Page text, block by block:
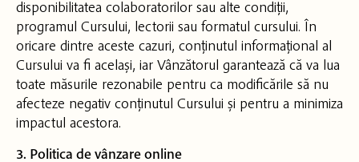
disponibilitatea colaboratorilor sau alte condiții,
programul Cursului, lectorii sau formatul cursului. În
oricare dintre aceste cazuri, conținutul informațional al
Cursului va fi același, iar Vânzătorul garantează că va lua
toate măsurile rezonabile pentru ca modificările să nu
afecteze negativ conținutul Cursului și pentru a minimiza
impactul acestora.
3. Politica de vânzare online